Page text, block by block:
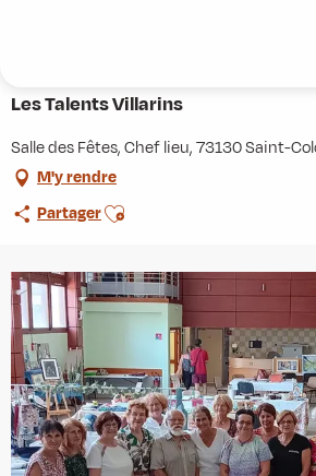
Les Talents Villarins
Salle des Fêtes, Chef lieu, 73130 Saint-
M'y rendre
PartagerAjouter aux favoris